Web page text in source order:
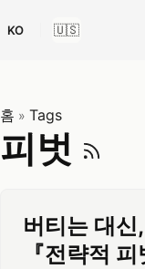
KO
홈 » Tags
피벗
버티는 대
『전략적 피